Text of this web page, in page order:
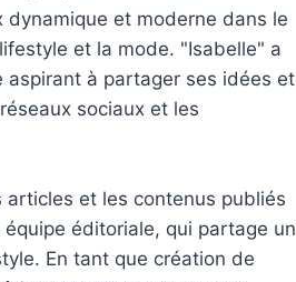
dynamique et moderne dans le
et la mode. "Isabelle" a
aspirant à partager ses idées et
sociaux et les
articles et les contenus publiés
éditoriale, qui partage un
En tant que création de